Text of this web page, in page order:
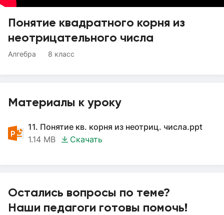
Понятие квадратного корня из
неотрицательного числа
Алгебра 8 класс
Материалы к уроку
11. Понятие кв. корня из неотриц. числа.ppt
1.14 MB
Скачать
Остались вопросы по теме?
Наши педагоги готовы помочь!